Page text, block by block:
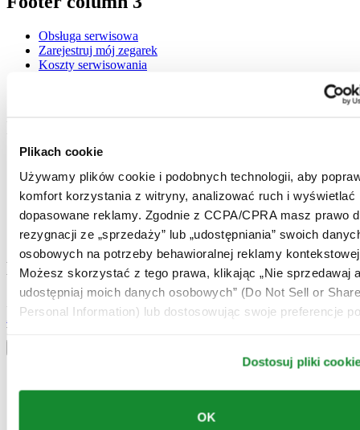
Plikach cookie
Używamy plików cookie i podobnych technologii, aby
komfort korzystania z witryny, analizować ruch i wyświetlać
dopasowane reklamy. Zgodnie z CCPA/CPRA masz prawo
rezygnacji ze „sprzedaży” lub „udostępniania” swoich
osobowych na potrzeby behawioralnej reklamy
Możesz skorzystać z tego prawa, klikając „Nie sprzedawaj
udostępniaj moich danych osobowych” (Do Not Sell or
Personal Information) lub dostosowując swoje preferencje
Dostosuj pliki
OK
Obsługa serwisowa
Zarejestruj mój zegarek
Koszty serwisowania
Polityka prywatności
Plikach cookie
Warunki Dostawy i Zwrotów
Warunki sprzedaży
Odstąpienie od umowy
Dołącz do klubu CERTINA
Zapisz się, aby otrzymywać najświeższe informacje
Zapisz się
Wybierz kraj / region
Belgia